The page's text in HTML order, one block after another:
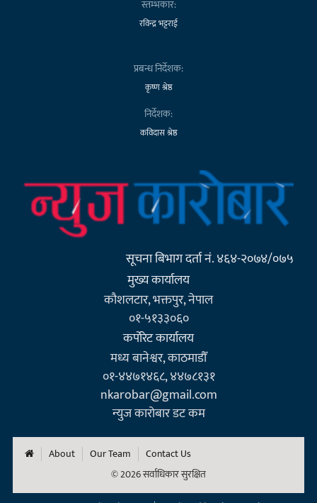
स्तम्भकार:
रविन्द्र भट्टराई
प्रबन्ध निर्देशक:
कृष्ण श्रेष्ठ
निर्देशक:
कविदास श्रेष्ठ
सूचना बिभाग दर्ता नं. ४६४-२०७४/०७५
मुख्य कार्यालय
कौशलटार, भक्तपुर, नेपाल
०१-५१३३०६०
कर्पाेरेट कार्यालय
मध्य बानेश्वर, काठमाडौँ
०१-४४७१४६८, ४४७८१३१
nkarobar@gmail.com
न्युज कारोबार डट कम
About Our Team
Contact Us
© 2026 सर्वाधिकार सुरक्षित